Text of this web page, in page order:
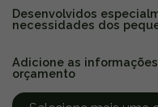
Desenvolvidos
necessidades dos
Adicione as
orçamento